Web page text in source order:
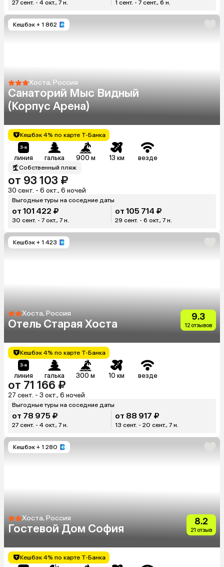
27 сент. - 4 окт., 7 н. 1 сент. - 7 сент., 6 н.
Кешбэк + 1 862
Хоста, Россия
Санаторий Мыс Видный
(Корпус Арена)
Кешбэк 4% по карте Т-Банка
линия галька 900 м 13 км везде
Собственный пляж
от 93 103 ₽
30 сент. - 6 окт., 6 ночей
Выгодные туры на соседние даты
от 101 422 ₽
30 сент. - 7 окт., 7 н.
от 105 714 ₽
29 сент. - 6 окт., 7 н.
Кешбэк + 1 423
Хоста, Россия
Отель Старая Хоста
9.3
12 отзывов
Кешбэк 4% по карте Т-Банка
линия галька 300 м 10 км везде
от 71 166 ₽
27 сент. - 3 окт., 6 ночей
Выгодные туры на соседние даты
от 78 975 ₽
27 сент. - 4 окт., 7 н.
от 88 917 ₽
13 сент. - 20 сент., 7 н.
Кешбэк + 1 280
Хоста, Россия
Гостевой Дом София
8.2
21 отзыв
Кешбэк 4% по карте Т-Банка